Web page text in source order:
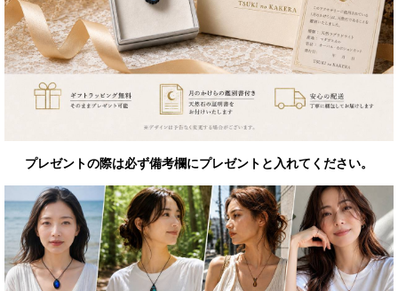
プレゼントの際は必ず備考欄にプレゼントと入れてください。